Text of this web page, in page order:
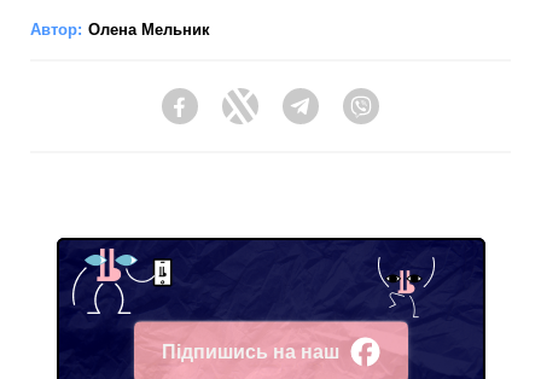
Автор: Олена Мельник
FacebookTwitter Telegram
Підпишись на наш
Facebook